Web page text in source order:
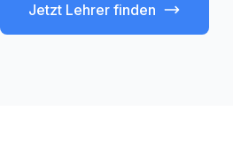
Jetzt Lehrer finden